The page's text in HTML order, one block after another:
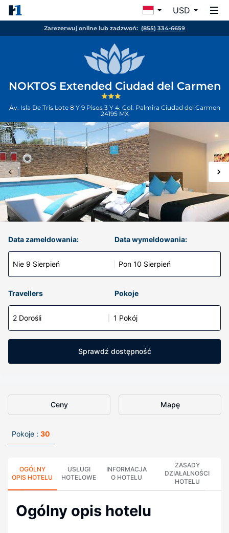
USD
Zarezerwuj online lub zadzwoń: (855) 334-6659
NOKTOS Extended Ciudad del Carmen
Av. Isla De Tris Lote 8 Y 9 Pisos 3 Y 4. Col. Palmira Ciudad del Carmen
24195 MX
Data zameldowania:
Nie 9 Sierpień
Data wymeldowania:
Pon 10 Sierpień
Travellers Pokoje
2 Dorośli 1 Pokój
Sprawdź dostępność
Ceny Mapę
Pokoje : 30
OGÓLNY
OPIS HOTELU
USŁUGI
HOTELOWE
INFORMACJA
O HOTELU
ZASADY
DZIAŁALNOŚCI
HOTELU
Ogólny opis hotelu